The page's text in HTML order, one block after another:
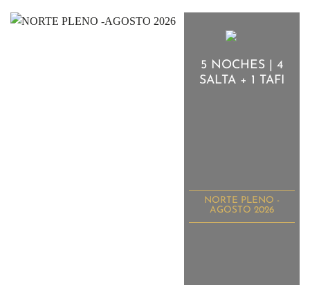
5 NOCHES | 4
SALTA + 1 TAFI
NORTE PLENO -
AGOSTO 2026